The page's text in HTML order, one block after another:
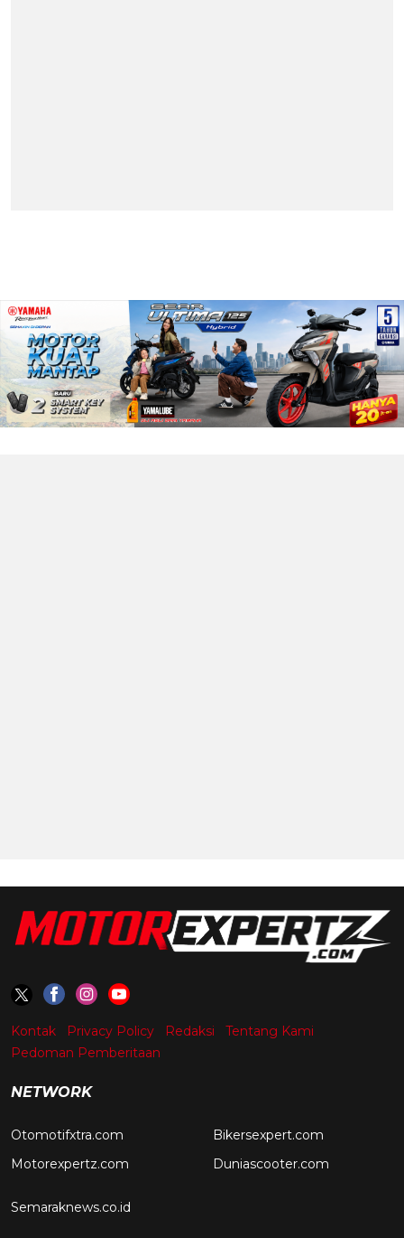
Kontak Privacy Policy Redaksi
Tentang Kami
Pedoman Pemberitaan
NETWORK
Otomotifxtra.com
Motorexpertz.com
Bikersexpert.com
Duniascooter.com
Semaraknews.co.id